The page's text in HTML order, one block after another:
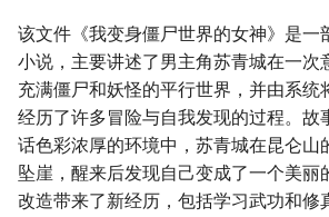
该文件《我变身僵尸世界的女神》是一
小说，主要讲述了男主角苏青城在一次
充满僵尸和妖怪的平行世界，并由系统
经历了许多冒险与自我发现的过程。故
话色彩浓厚的环境中，苏青城在昆仑山
坠崖，醒来后发现自己变成了一个美丽
改造带来了新经历，包括学习武功和修